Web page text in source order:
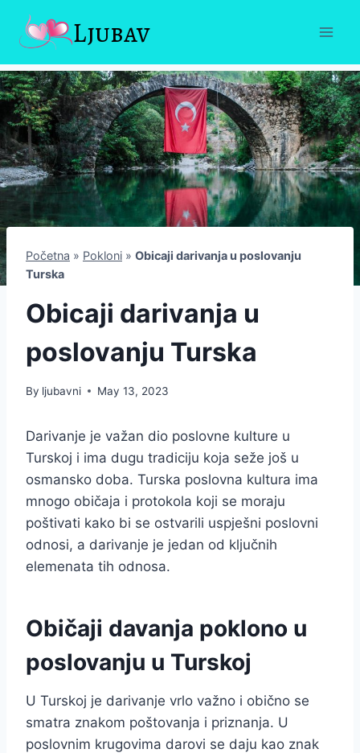
content
Ljubav
Početna » Pokloni » Obicaji darivanja u poslovanju
Turska
Obicaji darivanja u
poslovanju Turska
By ljubavni May 13, 2023
Darivanje je važan dio poslovne kulture u
Turskoj i ima dugu tradiciju koja seže još u
osmansko doba. Turska poslovna kultura ima
mnogo običaja i protokola koji se moraju
poštivati kako bi se ostvarili uspješni poslovni
odnosi, a darivanje je jedan od ključnih
elemenata tih odnosa.
Običaji davanja poklono u
poslovanju u Turskoj
U Turskoj je darivanje vrlo važno i obično se
smatra znakom poštovanja i priznanja. U
poslovnim krugovima darovi se daju kao znak